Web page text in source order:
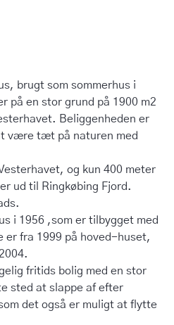
brugt som sommerhus i
på en stor grund på 1900 m2
Beliggenheden er
være tæt på naturen med
og kun 400 meter
ud til Ringkøbing Fjord.
i 1956 ,som er tilbygget med
er fra 1999 på hoved-huset,
fritids bolig med en stor
sted at slappe af efter
det også er muligt at flytte